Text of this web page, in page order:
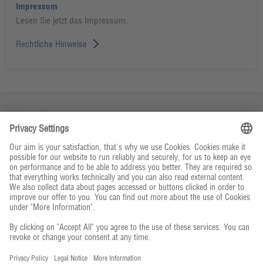
Impressum
Lesen Sie jetzt das Impressum.
Rechtliche Hinweise
Unternehmen
Kontakt & Service
Bestellwege
© CHEFS CULINAR